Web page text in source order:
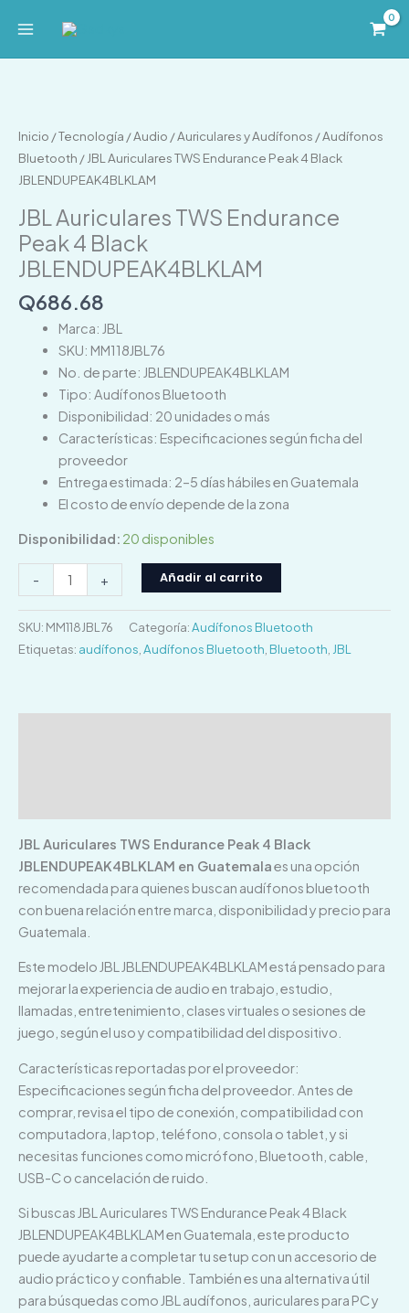
Inicio /Tecnología /Audio /Auriculares y Audífonos /Audífonos
Bluetooth / JBL Auriculares TWS Endurance Peak 4 Black
JBLENDUPEAK4BLKLAM
JBL Auriculares TWS Endurance
Peak 4 Black
JBLENDUPEAK4BLKLAM
Q686.68
Marca: JBL
SKU: MM118JBL76
No. de parte: JBLENDUPEAK4BLKLAM
Tipo: Audífonos Bluetooth
Disponibilidad: 20 unidades o más
Características: Especificaciones según ficha del
proveedor
Entrega estimada: 2–5 días hábiles en Guatemala
El costo de envío depende de la zona
Disponibilidad: 20 disponibles
-
TWS
Endurance
Peak
Black
JBLENDUPEAK4BLKLAM
cantidad
+ Añadir al carrito
SKU: MM118JBL76 Categoría:Audífonos Bluetooth
Etiquetas: audífonos Audífonos Bluetooth Bluetooth JBL
JBL Auriculares TWS Endurance Peak 4 Black
JBLENDUPEAK4BLKLAM en Guatemalaes una opción
recomendada para quienes buscan audífonos bluetooth
con buena relación entre marca, disponibilidad y precio para
Guatemala.
Este modelo JBL JBLENDUPEAK4BLKLAM está pensado para
mejorar la experiencia de audio en trabajo, estudio,
llamadas, entretenimiento, clases virtuales o sesiones de
juego, según el uso y compatibilidad del dispositivo.
Características reportadas por el proveedor:
Especificaciones según ficha del proveedor. Antes de
comprar, revisa el tipo de conexión, compatibilidad con
computadora, laptop, teléfono, consola o tablet, y si
necesitas funciones como micrófono, Bluetooth, cable,
USB-C o cancelación de ruido.
Si buscas JBL Auriculares TWS Endurance Peak 4 Black
JBLENDUPEAK4BLKLAM en Guatemala, este producto
puede ayudarte a completar tu setup con un accesorio de
audio práctico y confiable. También es una alternativa útil
para búsquedas como JBL audífonos, auriculares para PC y